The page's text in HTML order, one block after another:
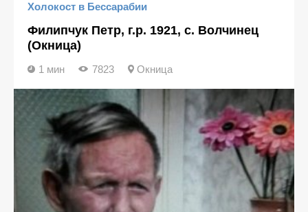
Холокост в Бессарабии
Филипчук Петр, г.р. 1921, с. Волчинец
(Окница)
1 мин 7823 Окница